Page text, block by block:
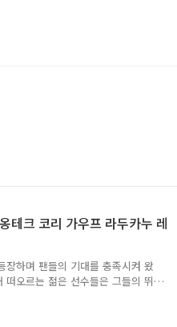
테크 코리 가우프 라두카누 레
장하며 팬들의 기대를 충족시켜 왔
오르는 젊은 선수들은 그들의 뛰어
고 있습니다. 이 포스팅에서는
타들을 소개하고, 그들의 주요 성